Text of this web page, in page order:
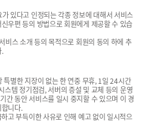
있다고 인정되는 각종 정보에 대해서 서비스
우편 등의 방법으로 회원에게 제공할 수 있습
스 소개 등의 목적으로 회원의 동의 하에 추
.
별한 지장이 없는 한 연중 무휴, 1일 24시간
스템 정기점검, 서버의 증설 및 교체 등의 운영
간 동안 서비스를 일시 중지할 수 있으며 이 경
니다.
고 부득이한 사유로 인해 예고 없이 일시적으